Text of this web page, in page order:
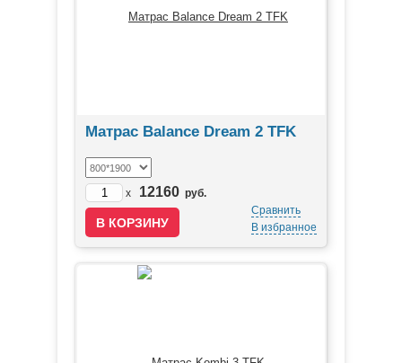
Матрас Balance Dream 2 TFK
x 12160 руб.
Сравнить
В избранное